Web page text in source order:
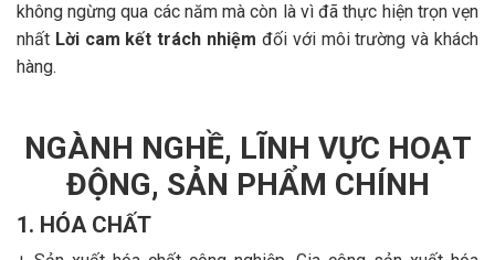
không ngừng qua các năm mà còn là vì đã thực hiện trọn vẹn
nhất Lời cam kết trách nhiệm đối với môi trường và khách
hàng.
NGÀNH NGHỀ, LĨNH VỰC HOẠT
ĐỘNG, SẢN PHẨM CHÍNH
1. HÓA CHẤT